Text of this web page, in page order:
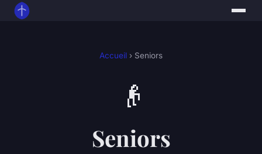
Accueil › Seniors
👴
Seniors